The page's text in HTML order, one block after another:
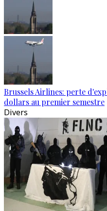
Brussels Airlines: perte
dollars au premier semestre
Divers